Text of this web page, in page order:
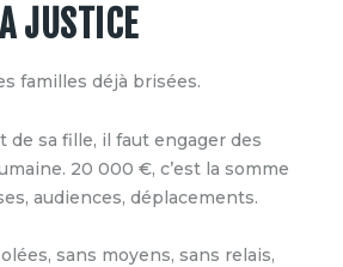
JUSTICE
familles déjà brisées.
de sa fille, il faut engager des
20 000 €, c’est la somme
audiences, déplacements.
sans moyens, sans relais,